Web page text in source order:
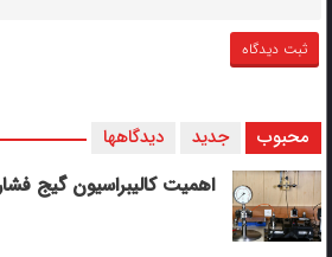
محبوب جدید دیدگاهها
اهمیت کالیبراسیون گیج فشار